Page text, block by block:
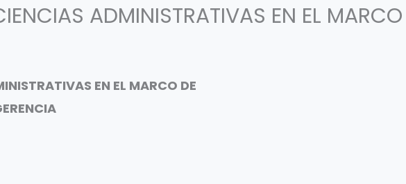
ADMINISTRATIVAS EN EL
EN EL MARCO DE